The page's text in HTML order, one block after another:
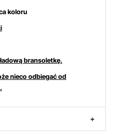
koloru
bransoletkę.
nieco odbiegać od
+